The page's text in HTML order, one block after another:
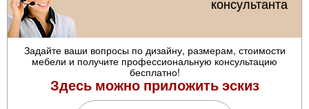
Задайте ваши вопросы по дизайну, размерам, стоимости
мебели и получите профессиональную консультацию
бесплатно!
Здесь можно приложить эскиз